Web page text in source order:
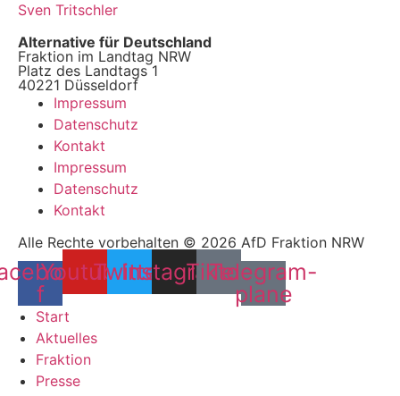
Sven Tritschler
Alternative für Deutschland
Fraktion im Landtag NRW
Platz des Landtags 1
40221 Düsseldorf
Impressum
Datenschutz
Kontakt
Impressum
Datenschutz
Kontakt
Alle Rechte vorbehalten © 2026 AfD Fraktion NRW
f
YoutubeTwitter
Instagram
Tiktok
Telegram-
plane
Start
Aktuelles
Fraktion
Presse